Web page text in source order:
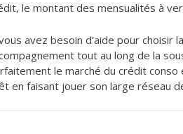
le montant des mensualités à
avez besoin d’aide pour choisir la
tout au long de la
le marché du crédit
en faisant jouer son large réseau